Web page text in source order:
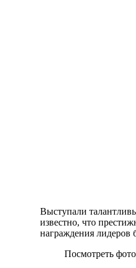
Выступали
известно, что
награждения лидеров
Посмотреть